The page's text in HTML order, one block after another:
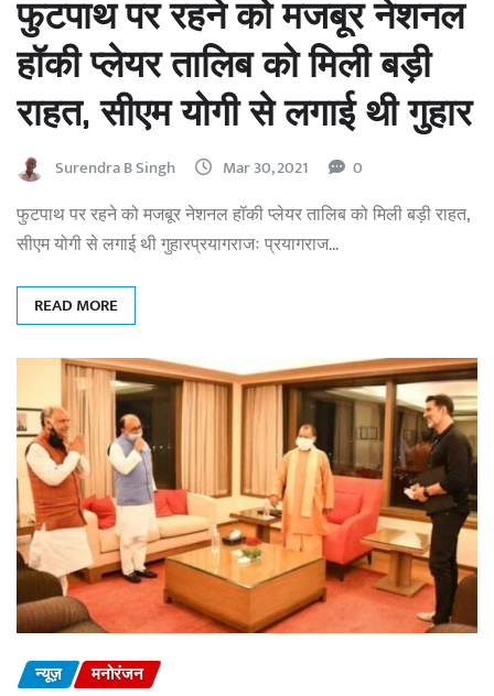
फुटपाथ पर रहने को मजबूर नेशनल
हॉकी प्लेयर तालिब को मिली बड़ी
राहत, सीएम योगी से लगाई थी गुहार
Surendra B Singh Mar 30, 2021 0
फुटपाथ पर रहने को मजबूर नेशनल हॉकी प्लेयर तालिब को मिली बड़ी राहत,
सीएम योगी से लगाई थी गुहारप्रयागराजः प्रयागराज…
READ MORE
न्यूज़ मनोरंजन